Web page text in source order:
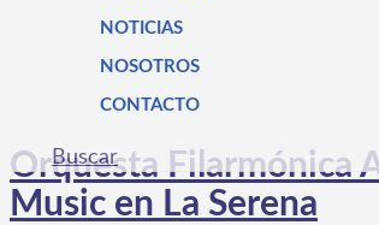
NOTICIAS
NOSOTROS
CONTACTO
Buscar
Orquesta Filarmónica
Music en La Serena